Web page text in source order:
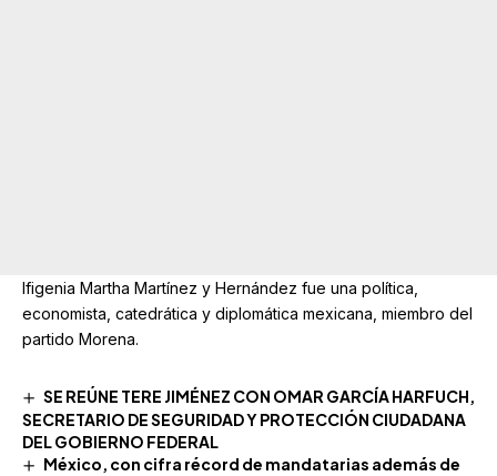
Ifigenia Martha Martínez y Hernández fue una política,
economista, catedrática y diplomática mexicana, miembro del
partido Morena.
SE REÚNE TERE JIMÉNEZ CON OMAR GARCÍA HARFUCH,
SECRETARIO DE SEGURIDAD Y PROTECCIÓN CIUDADANA
DEL GOBIERNO FEDERAL
México, con cifra récord de mandatarias además de